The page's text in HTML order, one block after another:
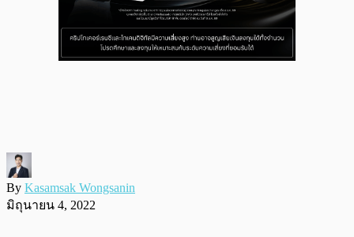
By Kasamsak Wongsanin
มิถุนายน 4, 2022